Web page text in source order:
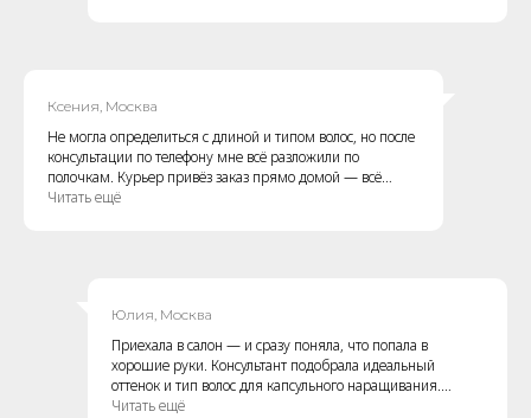
Ксения, Москва
Не могла определиться с длиной и типом волос, но после
консультации по телефону мне всё разложили по
полочкам. Курьер привёз заказ прямо домой — всё
чётко, в срок и аккуратно упаковано. Качество волос —
Читать ещё
Юлия, Москва
Приехала в салон — и сразу поняла, что попала в
хорошие руки. Консультант подобрала идеальный
оттенок и тип волос для капсульного наращивания.
Волосы отличного качества — густые, живые, легко
Читать ещё